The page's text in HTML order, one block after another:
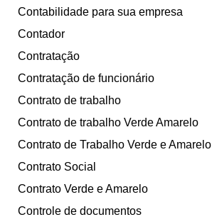
Contabilidade para sua empresa
Contador
Contratação
Contratação de funcionário
Contrato de trabalho
Contrato de trabalho Verde Amarelo
Contrato de Trabalho Verde e Amarelo
Contrato Social
Contrato Verde e Amarelo
Controle de documentos